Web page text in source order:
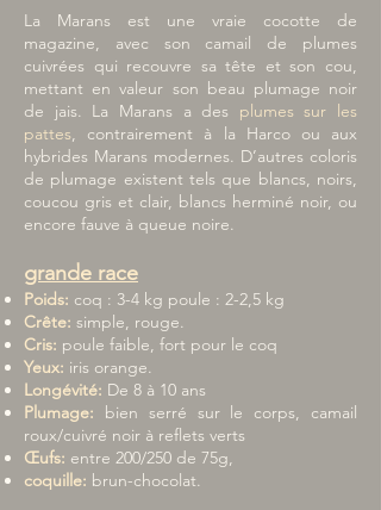
La Marans est une vraie cocotte de
magazine, avec son camail de plumes
cuivrées qui recouvre sa tête et son cou,
mettant en valeur son beau plumage noir
de jais. La Marans a des plumes sur les
pattes, contrairement à la Harco ou aux
hybrides Marans modernes. D’autres coloris
de plumage existent tels que blancs, noirs,
coucou gris et clair, blancs herminé noir, ou
encore fauve à queue noire.
grande race
Poids: coq : 3-4 kg poule : 2-2,5 kg
Crête: simple, rouge.
Cris: poule faible, fort pour le coq
Yeux: iris orange.
Longévité: De 8 à 10 ans
Plumage: bien serré sur le corps, camail
roux/cuivré noir à reflets verts
Œufs: entre 200/250 de 75g,
coquille: brun-chocolat.